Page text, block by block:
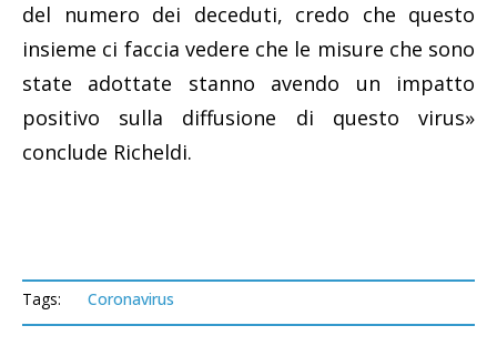
del numero dei deceduti, credo che questo
insieme ci faccia vedere che le misure che sono
state adottate stanno avendo un impatto
positivo sulla diffusione di questo virus»
conclude Richeldi.
Tags: Coronavirus